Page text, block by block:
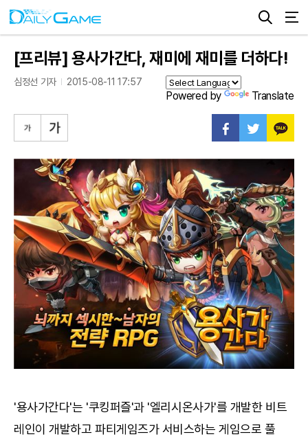
[프리뷰] 용사가간다, 재미에 재미를 더하다!
심정선 기자 2015-08-11 17:57
Powered by Translate
'용사가간다'는 '쿠킹퍼즐'과 '엘리시온사가'를 개발한 비트
레인이 개발하고 파티게임즈가 서비스하는 게임으로 풀